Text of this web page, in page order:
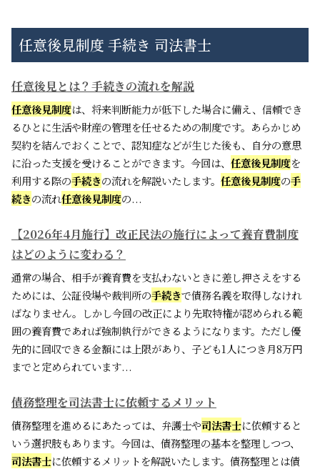
任意後見制度 手続き 司法書士
任意後見とは？手続きの流れを解説
任意後見制度は、将来判断能力が低下した場合に備え、信頼でき
るひとに生活や財産の管理を任せるための制度です。あらかじめ
契約を結んでおくことで、認知症などが生じた後も、自分の意思
に沿った支援を受けることができます。今回は、 任意後見制度を
利用する際の手続きの流れを解説いたします。 任意後見制度の手
続きの流れ任意後見制度の...
【2026年4月施行】改正民法の施行によって養育費制度
はどのように変わる？
通常の場合、相手が養育費を支払わないときに差し押さえをする
ためには、公証役場や裁判所の手続きで債務名義を取得しなけれ
ばなりません。しかし今回の改正により先取特権が認められる範
囲の養育費であれば強制執行ができるようになります。ただし優
先的に回収できる金額には上限があり、子ども1人につき月8万円
までと定められています...
債務整理を司法書士に依頼するメリット
債務整理を進めるにあたっては、弁護士や司法書士に依頼すると
いう選択肢もあります。今回は、債務整理の基本を整理しつつ、
司法書士に依頼するメリットを解説いたします。債務整理とは債